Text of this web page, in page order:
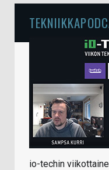
io-techin